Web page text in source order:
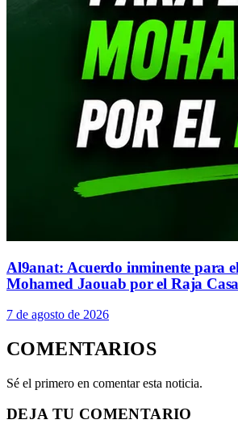
Al9anat: Acuerdo inminente para
Mohamed Jaouab por el Raja
7 de agosto de 2026
COMENTARIOS
Sé el primero en comentar esta noticia.
DEJA TU COMENTARIO